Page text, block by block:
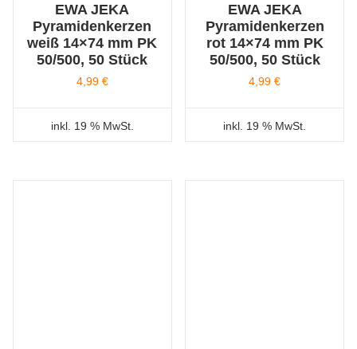
EWA JEKA
Pyramidenkerzen
weiß 14×74 mm PK
50/500, 50 Stück
4,99 €
inkl. 19 % MwSt.
EWA JEKA
Pyramidenkerzen
rot 14×74 mm PK
50/500, 50 Stück
4,99€
inkl. 19 % MwSt.